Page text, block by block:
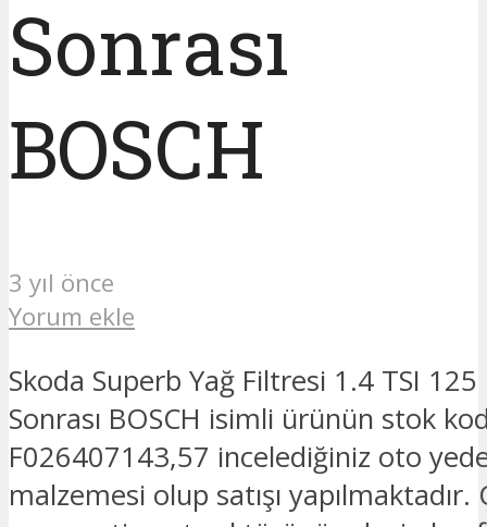
Sonrası
BOSCH
3 yıl önce
Yorum ekle
Skoda Superb Yağ Filtresi 1.4 TSI
Sonrası BOSCH isimli ürünün stok
F026407143,57 incelediğiniz oto
malzemesi olup satışı